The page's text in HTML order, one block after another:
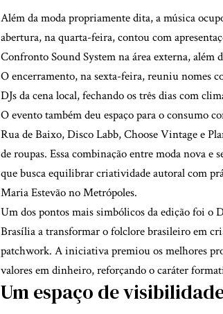
Além da moda propriamente dita, a música
abertura, na quarta-feira, contou com
Confronto Sound System na área externa,
O encerramento, na sexta-feira, reuniu nomes
DJs da cena local, fechando os três dias com
O evento também deu espaço para o consumo
Rua de Baixo, Disco Labb, Choose Vintage e
de roupas. Essa combinação entre moda nova e
que busca equilibrar criatividade autoral com
Maria Estevão no Metrópoles.
Um dos pontos mais simbólicos da edição foi o
Brasília a transformar o folclore brasileiro em
patchwork. A iniciativa premiou os melhores
valores em dinheiro, reforçando o caráter
Um espaço de